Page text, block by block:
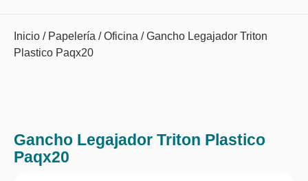
Inicio / Papelería /Oficina / Gancho Legajador Triton
Plastico Paqx20
Gancho Legajador Triton Plastico
Paqx20